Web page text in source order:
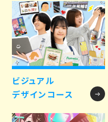
ビジュアル
デザインコース